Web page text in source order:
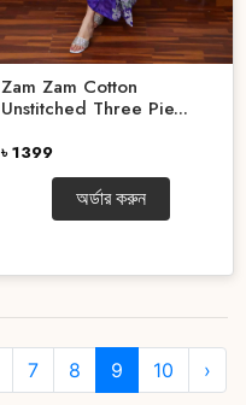
Zam Zam Cotton
Unstitched Three Pie...
৳ 1399
অর্ডার করুন
7 8 9 10 ›